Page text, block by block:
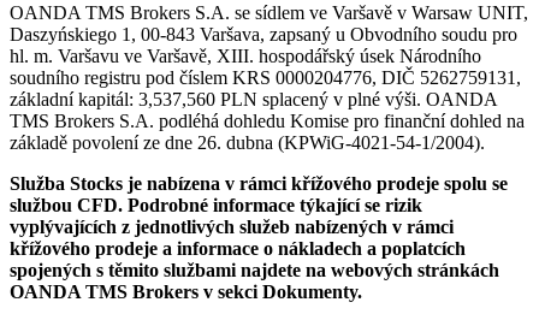
OANDA TMS Brokers S.A. se sídlem ve Varšavě v Warsaw UNIT,
Daszyńskiego 1, 00-843 Varšava, zapsaný u Obvodního soudu pro
hl. m. Varšavu ve Varšavě, XIII. hospodářský úsek Národního
soudního registru pod číslem KRS 0000204776, DIČ 5262759131,
základní kapitál: 3,537,560 PLN splacený v plné výši. OANDA
TMS Brokers S.A. podléhá dohledu Komise pro finanční dohled na
základě povolení ze dne 26. dubna (KPWiG-4021-54-1/2004).
Služba Stocks je nabízena v rámci křížového prodeje spolu se
službou CFD. Podrobné informace týkající se rizik
vyplývajících z jednotlivých služeb nabízených v rámci
křížového prodeje a informace o nákladech a poplatcích
spojených s těmito službami najdete na webových stránkách
OANDA TMS Brokers v sekci Dokumenty.